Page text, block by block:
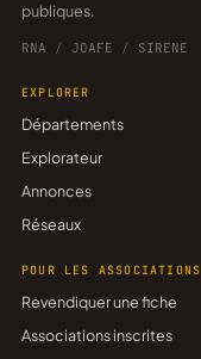
publiques.
RNA / JOAFE / SIRENE
EXPLORER
Départements
Explorateur
Annonces
Réseaux
POUR LES ASSOCIATIONS
Revendiquer une fiche
Associations inscrites